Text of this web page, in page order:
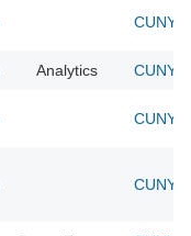
CUNY
Analytics CUNY
CUNY
CUNY